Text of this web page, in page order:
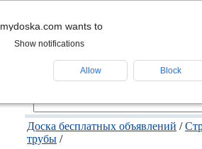
подать
Доска бесплатных объявлений /
трубы /
mydoska.com wants to
Show notifications
Allow Block